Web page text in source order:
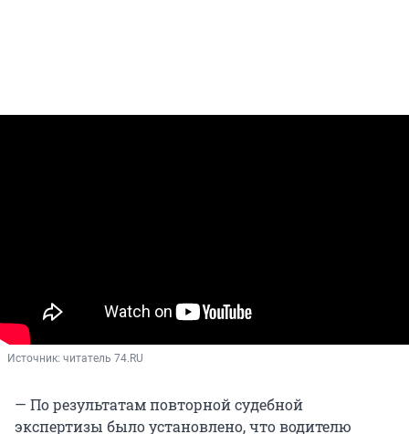
Источник: читатель 74.RU
— По результатам повторной судебной
экспертизы было установлено, что водителю